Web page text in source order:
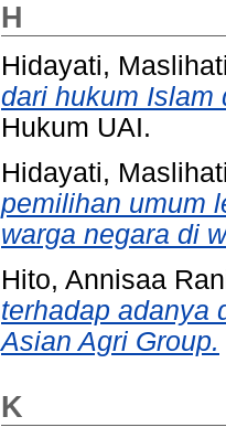
H
Hidayati,
dari hukum Islam
Hukum UAI.
Hidayati,
pemilihan umum
warga negara di
Hito, Annisaa
terhadap adanya
Asian Agri Group.
K